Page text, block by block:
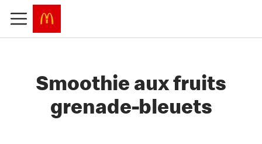
Smoothie aux fruits
grenade-bleuets